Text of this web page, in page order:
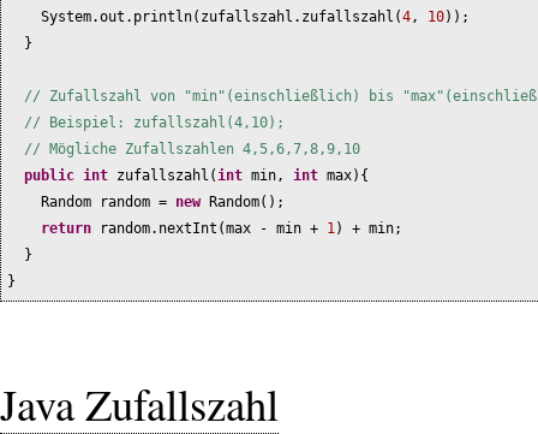
System.out.println( zufallszahl.zufallszahl (4, 10)) ;
}
// Zufallszahl von "min"(einschließlich) bis
// Beispiel: zufallszahl(4,10);
// Mögliche Zufallszahlen 4,5,6,7,8,9,10
public int zufallszahl (int min, int max){
Random random = new Random() ;
return
random.nextInt (max - min + 1) + min;
}
}
Java Zufallszahl